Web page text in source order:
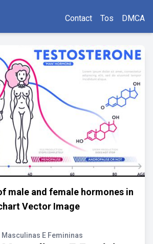
Contact Tos DMCA
male and female hormones in
Vector Image
E Femininas